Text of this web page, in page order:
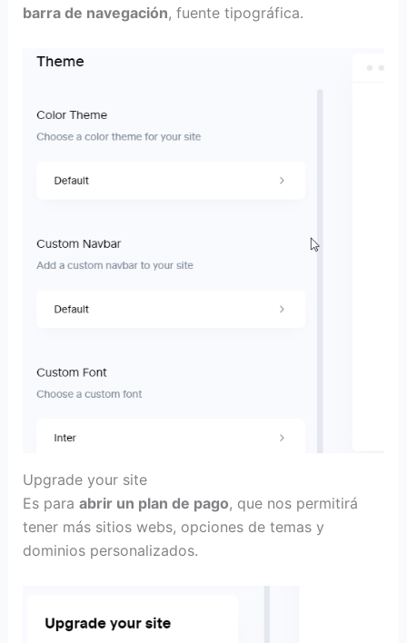
barra de navegación, fuente tipográfica.
Upgrade your site
Es para abrir un plan de pago, que nos permitirá
tener más sitios webs, opciones de temas y
dominios personalizados.